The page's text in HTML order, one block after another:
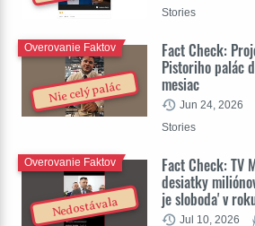
Stories
Nie celý palác
Fact Check:
Pistoriho palác
mesiac
Overovanie Faktov
Jun 24, 2026
Stories
Nedostávala
Fact Check: TV
desiatky
je sloboda' v
Overovanie Faktov
Jul 10, 2026